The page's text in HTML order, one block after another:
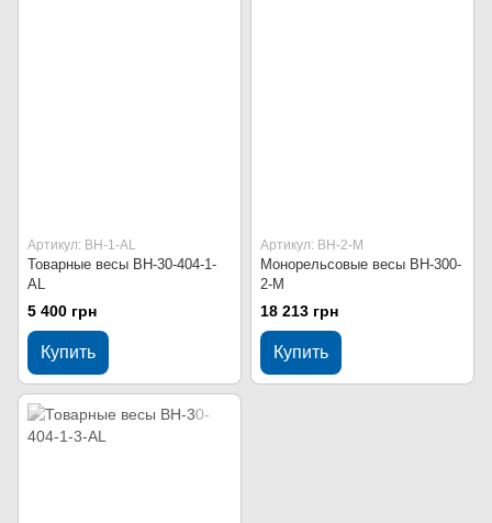
Артикул: ВН-1-AL
Товарные весы ВН-30-404-1-
AL
5 400 грн
Купить
Артикул: ВН-2-М
Монорельсовые весы ВН-300-
2-М
18 213 грн
Купить